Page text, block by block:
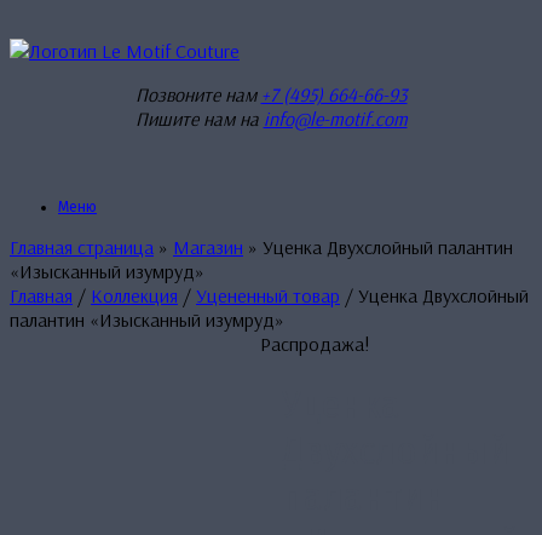
к
Позвоните нам +7 (495) 664-66-93
Пишите нам на info@le-motif.com
Меню
Главная страница » Магазин » Уценка Двухслойный палантин
«Изысканный изумруд»
Главная / Коллекция / Уцененный товар / Уценка Двухслойный
палантин «Изысканный изумруд»
Распродажа!